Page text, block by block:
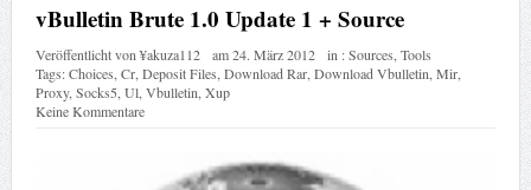
vBulletin Brute 1.0 Update 1 + Source
Veröffentlicht von¥akuza112 am24. März 2012 in :Sources Tools
Tags:Choices Cr, Deposit Files Download Rar, Download Vbulletin Mir,
Proxy, Socks5 Ul, Vbulletin Xup
Keine Kommentare